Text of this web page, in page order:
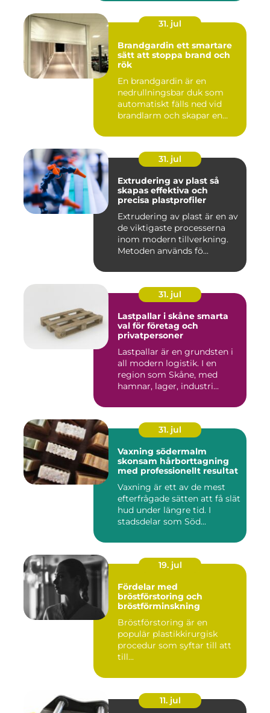
31. jul
Brandgardin ett smartare
sätt att stoppa brand och
rök
En brandgardin är en
nedrullningsbar duk som
automatiskt fälls ned vid
brandlarm och skapar en
31. jul
Extrudering av plast så
skapas effektiva och
precisa plastprofiler
Extrudering av plast är en av
de viktigaste processerna
inom modern tillverkning.
Metoden används fö...
31. jul
Lastpallar i skåne smarta
val för företag och
privatpersoner
Lastpallar är en grundsten i
all modern logistik. I en
region som Skåne, med
hamnar, lager, industri...
31. jul
Vaxning södermalm
skonsam hårborttagning
med professionellt resultat
Vaxning är ett av de mest
efterfrågade sätten att få slät
hud under längre tid. I
stadsdelar som Söd...
19. jul
Fördelar med
bröstförstoring och
bröstförminskning
Bröstförstoring är en
populär plastikkirurgisk
procedur som syftar till att
till...
11. jul